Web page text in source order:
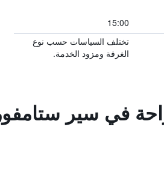
15:00
تختلف السياسات حسب نوع
الغرفة ومزود الخدمة.
في سير